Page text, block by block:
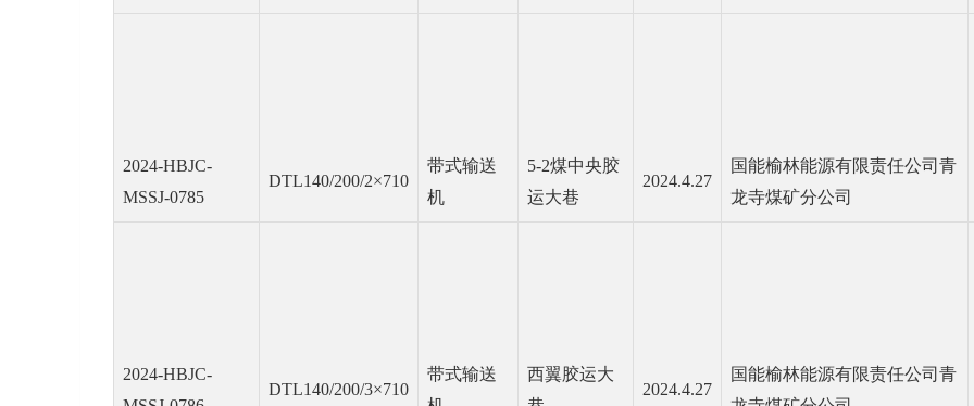
2024-HBJC-
MSSJ-0785
DTL140/200/2×710
带式输送
机
5-2煤中央胶
运大巷
2024.4.27
国能榆林能源有限责任公司青
龙寺煤矿分公司
2024-HBJC-
DTL140/200/3×710
带式输送
西翼胶运大
2024.4.27
国能榆林能源有限责任公司青